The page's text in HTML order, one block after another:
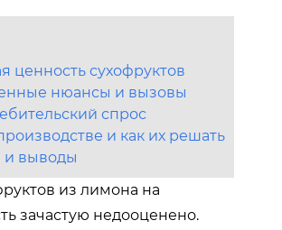
ценность сухофруктов
нюансы и вызовы
спрос
и как их решать
и выводы
из лимона на
зачастую недооценено.